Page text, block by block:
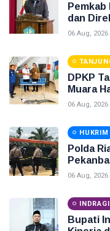
dan
06 Aug, 2026
DPKP
Muara
Taman
06 Aug, 2026
HUKRIM
Polda
06 Aug, 2026
Bupati